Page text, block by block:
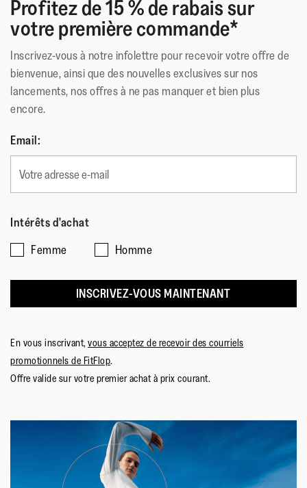
Profitez de 15 % de rabais sur
votre première commande*
Inscrivez-vous à notre infolettre pour recevoir votre offre de
bienvenue, ainsi que des nouvelles exclusives sur nos
lancements, nos offres à ne pas manquer et bien plus
encore.
Email:
Intérêts d'achat
Femme
Homme
INSCRIVEZ-VOUS MAINTENANT
En vous inscrivant, vous acceptez de recevoir des courriels
promotionnels de FitFlop.
Offre valide sur votre premier achat à prix courant.